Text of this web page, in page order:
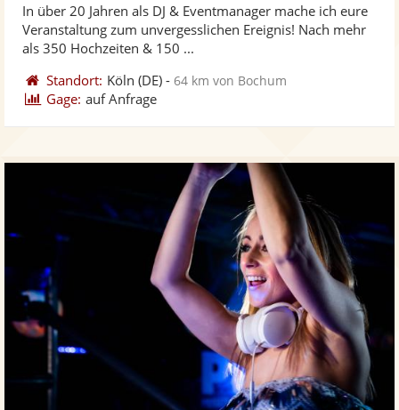
Fotos
In über 20 Jahren als DJ & Eventmanager mache ich eure
Veranstaltung zum unvergesslichen Ereignis! Nach mehr
als 350 Hochzeiten & 150 ...
Standort: Köln (DE) -64 km von Bochum
Gage: auf Anfrage